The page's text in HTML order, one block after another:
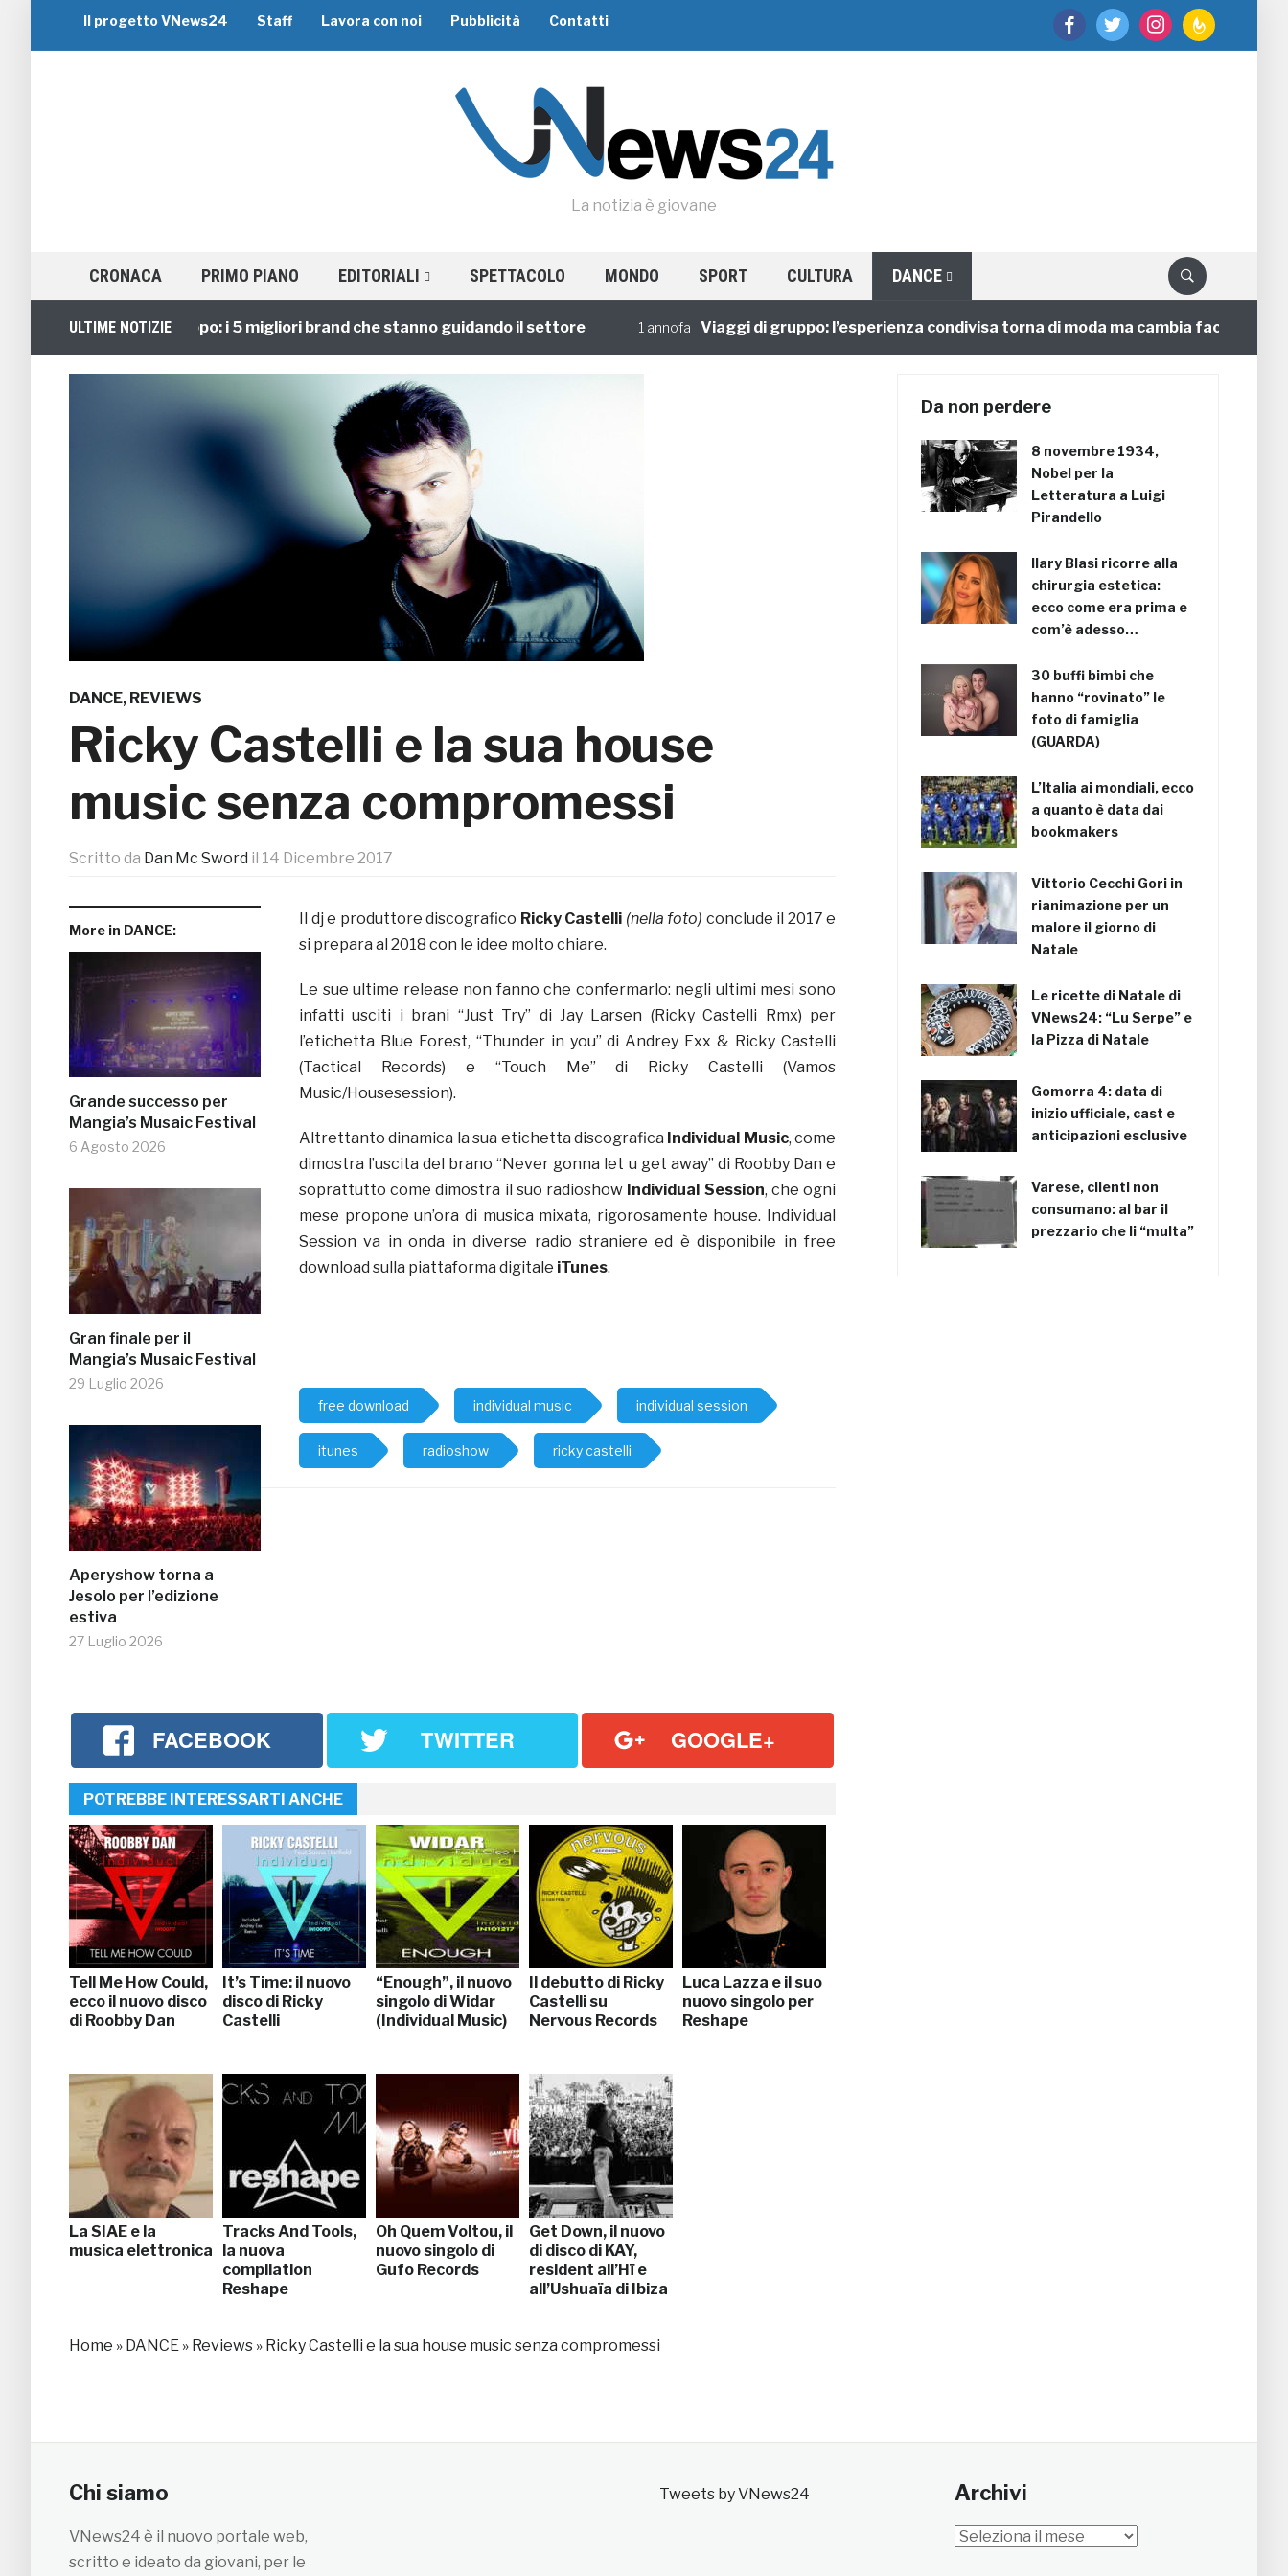
facebooktwitter instagramfeedburner
Il progetto VNews24 Staff Lavora con noi Pubblicità Contatti
La notizia è giovane
CRONACA PRIMO PIANO EDITORIALI SPETTACOLO MONDO SPORT CULTURA DANCE
ULTIME NOTIZIE
Viaggi di Gruppo: i 5 migliori brand che stanno guidando il settore 1 annofa Viaggi di gruppo: l’esperienza condivisa torna di moda ma cambia faccia
DANCE, REVIEWS
Ricky Castelli e la sua house
music senza compromessi
Scritto da Dan Mc Sword il 14 Dicembre 2017
More in DANCE:
Grande successo per
Mangia’s Musaic Festival
6 Agosto 2026
Gran finale per il
Mangia’s Musaic Festival
29 Luglio 2026
Aperyshow torna a
Jesolo per l’edizione
estiva
27 Luglio 2026
Il dj e produttore discografico Ricky Castelli (nella foto) conclude il 2017 e
si prepara al 2018 con le idee molto chiare.
Le sue ultime release non fanno che confermarlo: negli ultimi mesi sono
infatti usciti i brani “Just Try” di Jay Larsen (Ricky Castelli Rmx) per
l’etichetta Blue Forest, “Thunder in you” di Andrey Exx & Ricky Castelli
(Tactical Records) e “Touch Me” di Ricky Castelli (Vamos
Music/Housesession).
Altrettanto dinamica la sua etichetta discografica Individual Music, come
dimostra l’uscita del brano “Never gonna let u get away” di Roobby Dan e
soprattutto come dimostra il suo radioshow Individual Session, che ogni
mese propone un’ora di musica mixata, rigorosamente house. Individual
Session va in onda in diverse radio straniere ed è disponibile in free
download sulla piattaforma digitale iTunes.
free download individual music individual session
itunes radioshow ricky castelli
FACEBOOK TWITTER GOOGLE+
POTREBBE INTERESSARTI ANCHE
Tell Me How Could,
ecco il nuovo disco
di Roobby Dan
It’s Time: il nuovo
disco di Ricky
Castelli
“Enough”, il nuovo
singolo di Widar
(Individual Music)
Il debutto di Ricky
Castelli su
Nervous Records
Luca Lazza e il suo
nuovo singolo per
Reshape
La SIAE e la
musica elettronica
Tracks And Tools,
la nuova
compilation
Reshape
Oh Quem Voltou, il
nuovo singolo di
Gufo Records
Get Down, il nuovo
di disco di KAY,
resident all’Hï e
all’Ushuaïa di Ibiza
Home » DANCE » Reviews » Ricky Castelli e la sua house music senza compromessi
Da non perdere
8 novembre 1934,
Nobel per la
Letteratura a Luigi
Pirandello
Ilary Blasi ricorre alla
chirurgia estetica:
ecco come era prima e
com’è adesso…
30 buffi bimbi che
hanno “rovinato” le
foto di famiglia
(GUARDA)
L’Italia ai mondiali, ecco
a quanto è data dai
bookmakers
Vittorio Cecchi Gori in
rianimazione per un
malore il giorno di
Natale
Le ricette di Natale di
VNews24: “Lu Serpe” e
la Pizza di Natale
Gomorra 4: data di
inizio ufficiale, cast e
anticipazioni esclusive
Varese, clienti non
consumano: al bar il
prezzario che li “multa”
Chi siamo
VNews24 è il nuovo portale web,
scritto e ideato da giovani, per le
Tweets by VNews24 Archivi
Archivi